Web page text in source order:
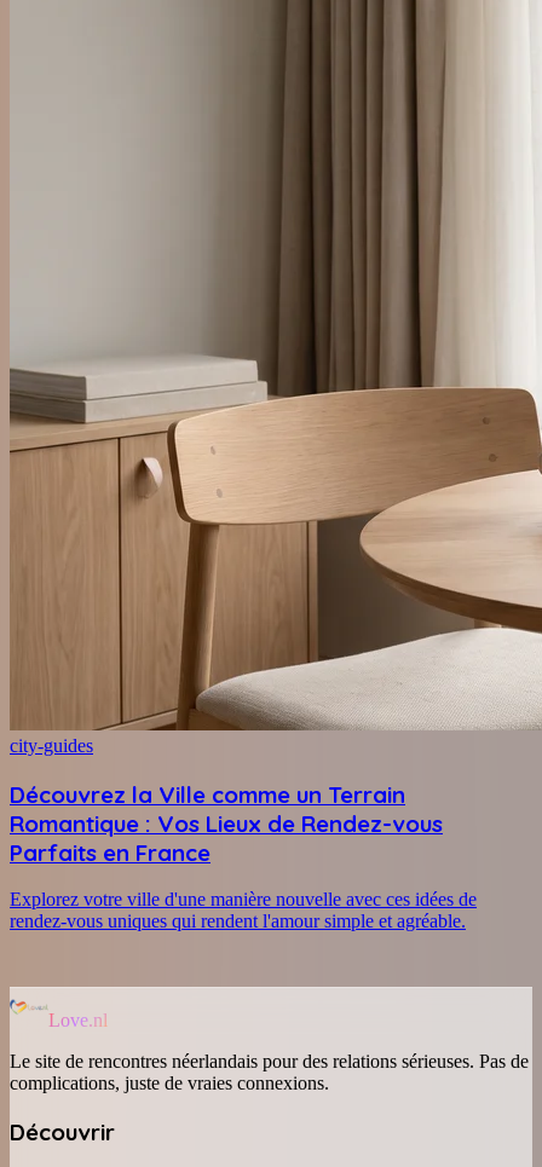
city-guides
Découvrez la Ville comme un Terrain
Romantique : Vos Lieux de Rendez-vous
Parfaits en France
Explorez votre ville d'une manière nouvelle avec ces idées de
rendez-vous uniques qui rendent l'amour simple et agréable.
Love.nl
Le site de rencontres néerlandais pour des relations sérieuses. Pas de
complications, juste de vraies connexions.
Découvrir